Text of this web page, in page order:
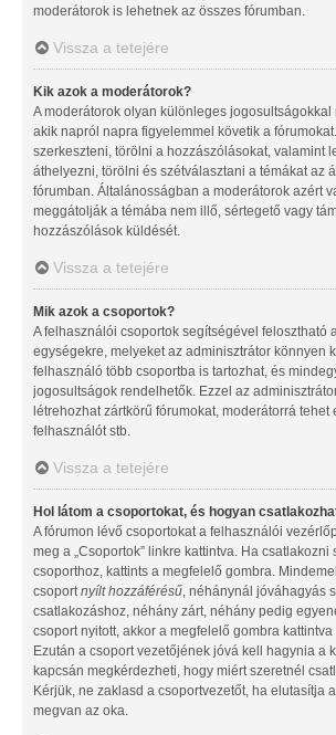
moderátorok is lehetnek az összes fórumban.
Vissza a tetejére
Kik azok a moderátorok?
A moderátorok olyan különleges jogosultságokkal
akik napról napra figyelemmel követik a
szerkeszteni, törölni a hozzászólásokat, valamint
áthelyezni, törölni és szétválasztani a témákat az
fórumban. Általánosságban a moderátorok azért
meggátolják a témába nem illő, sértegető vagy
hozzászólások küldését.
Vissza a tetejére
Mik azok a csoportok?
A felhasználói csoportok segítségével felosztható
egységekre, melyeket az adminisztrátor könnyen
felhasználó több csoportba is tartozhat, és
jogosultságok rendelhetők. Ezzel az
létrehozhat zártkörű fórumokat, moderátorrá tehet
felhasználót stb.
Vissza a tetejére
Hol látom a csoportokat, és hogyan
A fórumon lévő csoportokat a felhasználói
meg a „Csoportok” linkre kattintva. Ha csatlakozni
csoporthoz, kattints a megfelelő gombra.
csoport nyílt hozzáférésű , néhánynál jóváhagyás
csatlakozáshoz, néhány zárt, néhány pedig
csoport nyitott, akkor a megfelelő gombra kattintva
Ezután a csoport vezetőjének jóvá kell hagynia a
kapcsán megkérdezheti, hogy miért szeretnél
Kérjük, ne zaklasd a csoportvezetőt, ha elutasítja
megvan az oka.